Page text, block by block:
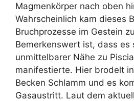
Magmenkörper nach oben
Wahrscheinlich kam dieses
Bruchprozesse im Gestein
Bemerkenswert ist, dass es
unmittelbarer Nähe zu
manifestierte. Hier brodelt
Becken Schlamm und es
Gasaustritt. Laut dem